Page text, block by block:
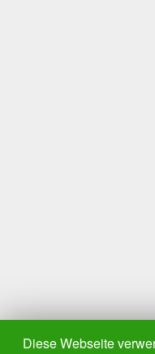
Diese Webseite